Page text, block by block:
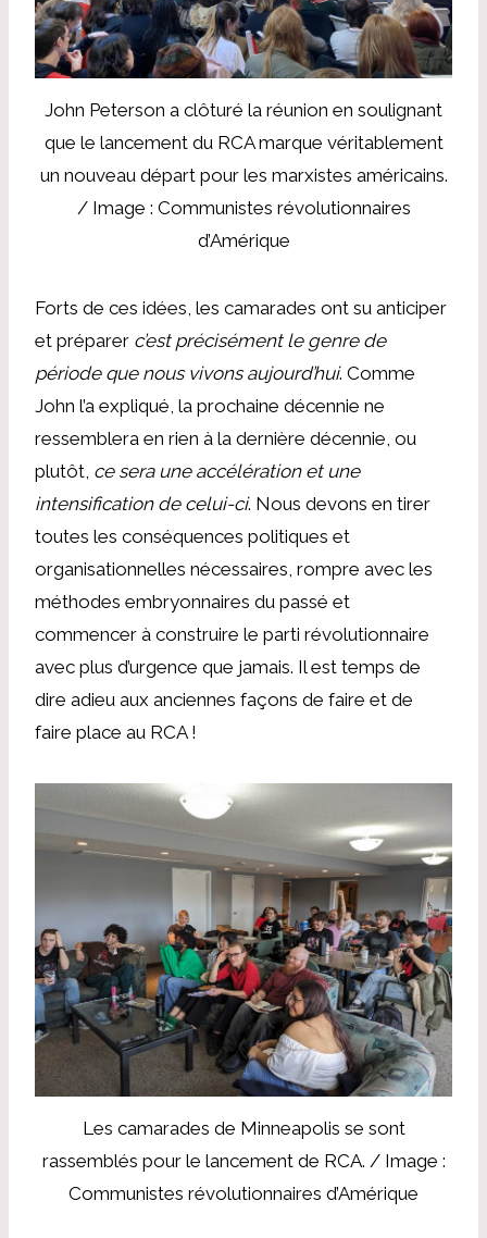
John Peterson a clôturé la réunion en soulignant
que le lancement du RCA marque véritablement
un nouveau départ pour les marxistes américains.
/ Image : Communistes révolutionnaires
d’Amérique
Forts de ces idées, les camarades ont su anticiper
et préparer c’est précisément le genre de
période que nous vivons aujourd’hui. Comme
John l’a expliqué, la prochaine décennie ne
ressemblera en rien à la dernière décennie, ou
plutôt, ce sera une accélération et une
intensification de celui-ci. Nous devons en tirer
toutes les conséquences politiques et
organisationnelles nécessaires, rompre avec les
méthodes embryonnaires du passé et
commencer à construire le parti révolutionnaire
avec plus d’urgence que jamais. Il est temps de
dire adieu aux anciennes façons de faire et de
faire place au RCA !
Les camarades de Minneapolis se sont
rassemblés pour le lancement de RCA. / Image :
Communistes révolutionnaires d’Amérique